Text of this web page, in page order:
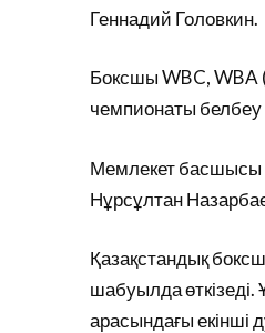
Геннадий Головкин.
Боксшы WBC, WBA
чемпионаты
Мемлекет басшысы
Нұрсұлтан
Қазақстандық
шабуылда өткізеді.
арасындағы екінші